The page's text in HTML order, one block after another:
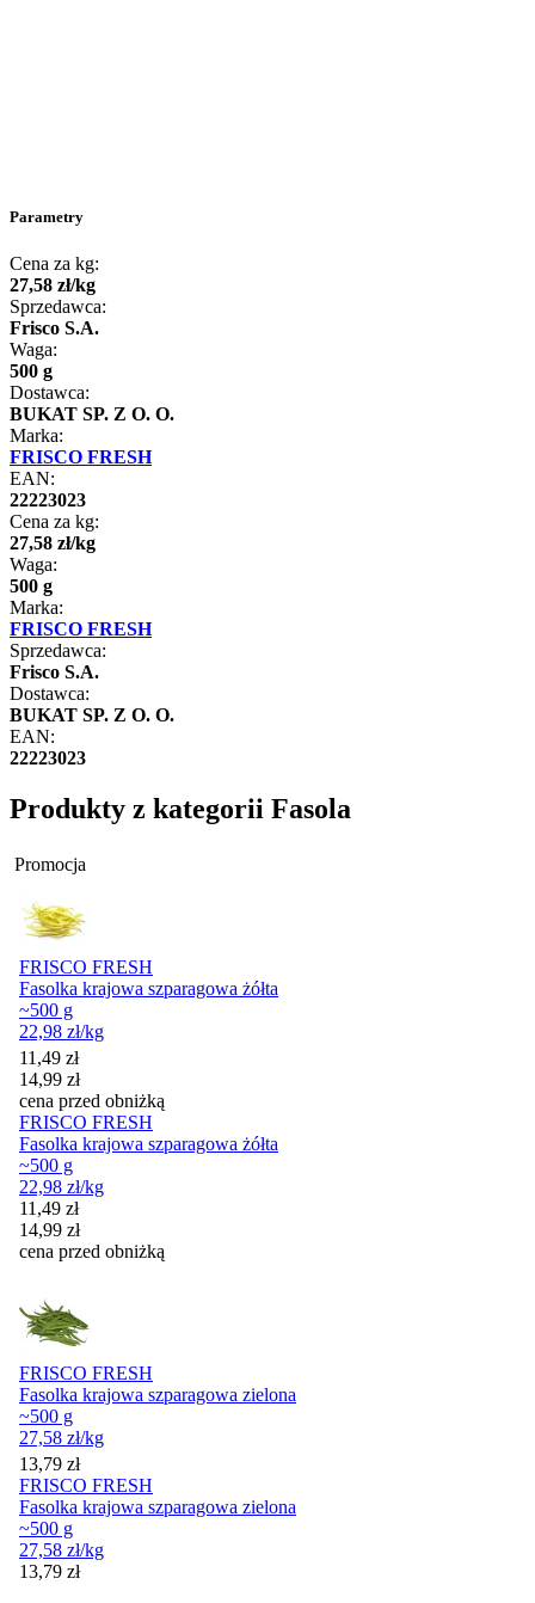
Parametry
Cena za kg:
27,58 zł/kg
Sprzedawca:
Frisco S.A.
Waga:
500 g
Dostawca:
BUKAT SP. Z O. O.
Marka:
FRISCO FRESH
EAN:
22223023
Cena za kg:
27,58 zł/kg
Waga:
500 g
Marka:
FRISCO FRESH
Sprzedawca:
Frisco S.A.
Dostawca:
BUKAT SP. Z O. O.
EAN:
22223023
Produkty z kategorii Fasola
Promocja
FRISCO FRESH
Fasolka krajowa szparagowa żółta
~500 g
22,98 zł/kg
Cena promocyjna
11,49 zł
14,99 zł
cena przed obniżką
FRISCO FRESH
Fasolka krajowa szparagowa żółta
~500 g
22,98 zł/kg
Cena promocyjna
11,49 zł
14,99 zł
cena przed obniżką
FRISCO FRESH
Fasolka krajowa szparagowa zielona
~500 g
27,58 zł/kg
Cena
13,79 zł
FRISCO FRESH
Fasolka krajowa szparagowa zielona
~500 g
27,58 zł/kg
Cena
13,79 zł